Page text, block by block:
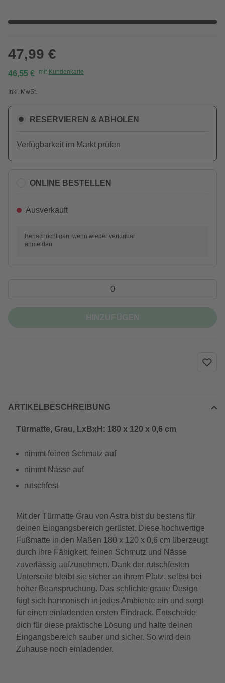
47,99 €
46,55 € mit Kundenkarte
Inkl. MwSt.
RESERVIEREN & ABHOLEN
Verfügbarkeit im Markt prüfen
ONLINE BESTELLEN
Ausverkauft
Benachrichtigen, wenn wieder verfügbar
anmelden
ARTIKELBESCHREIBUNG
Türmatte, Grau, LxBxH: 180 x 120 x 0,6 cm
nimmt feinen Schmutz auf
nimmt Nässe auf
rutschfest
Mit der Türmatte Grau von Astra bist du bestens für
deinen Eingangsbereich gerüstet. Diese hochwertige
Fußmatte in den Maßen 180 x 120 x 0,6 cm überzeugt
durch ihre Fähigkeit, feinen Schmutz und Nässe
zuverlässig aufzunehmen. Dank der rutschfesten
Unterseite bleibt sie sicher an ihrem Platz, selbst bei
hoher Beanspruchung. Das schlichte graue Design
fügt sich harmonisch in jedes Ambiente ein und sorgt
für einen einladenden ersten Eindruck. Entscheide
dich für diese praktische Lösung und halte deinen
Eingangsbereich sauber und sicher. So wird dein
Zuhause noch einladender.